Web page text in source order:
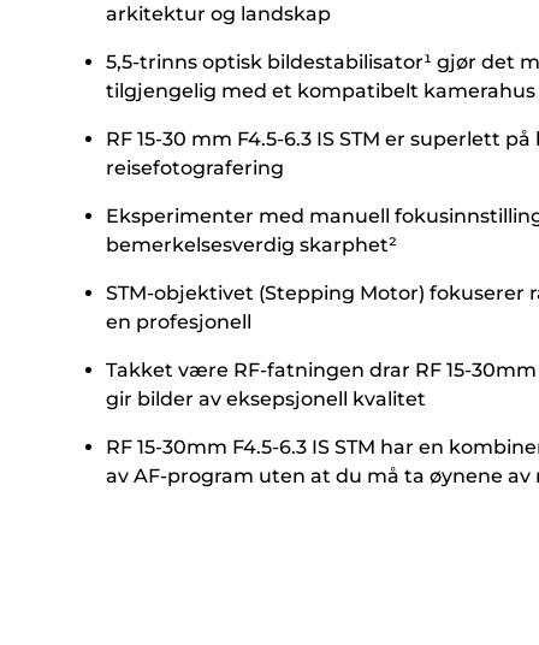
arkitektur og landskap
5,5-trinns optisk bildestabilisator¹ gjør det
tilgjengelig med et kompatibelt kamerahus
RF 15-30 mm F4.5-6.3 IS STM er superlett
reisefotografering
Eksperimenter med manuell
bemerkelsesverdig skarphet²
STM-objektivet (Stepping Motor)
en profesjonell
Takket være RF-fatningen drar RF 15-
gir bilder av eksepsjonell kvalitet
RF 15-30mm F4.5-6.3 IS STM har en
av AF-program uten at du må ta øynene